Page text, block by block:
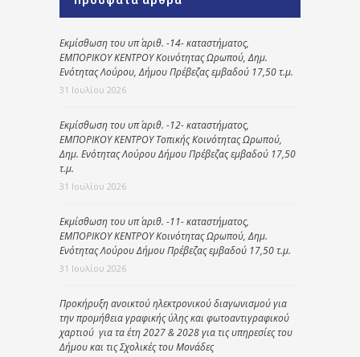
Εκμίσθωση του υπ΄ αριθ. -14- καταστήματος,
ΕΜΠΟΡΙΚΟΥ ΚΕΝΤΡΟΥ Κοινότητας Ωρωπού, Δημ.
Ενότητας Λούρου, Δήμου Πρέβεζας εμβαδού 17,50 τ.μ.
31 Ιουλίου 2026
Εκμίσθωση του υπ΄ αριθ. -12- καταστήματος,
ΕΜΠΟΡΙΚΟΥ ΚΕΝΤΡΟΥ Τοπικής Κοινότητας Ωρωπού,
Δημ. Ενότητας Λούρου Δήμου Πρέβεζας εμβαδού 17,50
τ.μ.
31 Ιουλίου 2026
Εκμίσθωση του υπ΄ αριθ. -11- καταστήματος,
ΕΜΠΟΡΙΚΟΥ ΚΕΝΤΡΟΥ Κοινότητας Ωρωπού, Δημ.
Ενότητας Λούρου Δήμου Πρέβεζας εμβαδού 17,50 τ.μ.
31 Ιουλίου 2026
Προκήρυξη ανοικτού ηλεκτρονικού διαγωνισμού για
την προμήθεια γραφικής ύλης και φωτοαντιγραφικού
χαρτιού για τα έτη 2027 & 2028 για τις υπηρεσίες του
Δήμου και τις Σχολικές του Μονάδες